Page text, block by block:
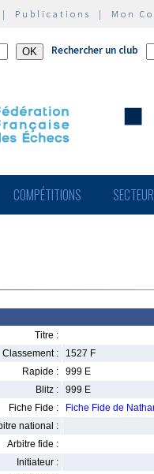
| Publications | Mon
Rechercher un club
COMPÉTITIONS
Titre :
Classement :
1527 F
Rapide :
999 E
Blitz :
999 E
Fiche Fide :
Fiche Fide de
national :
Arbitre fide :
Initiateur :